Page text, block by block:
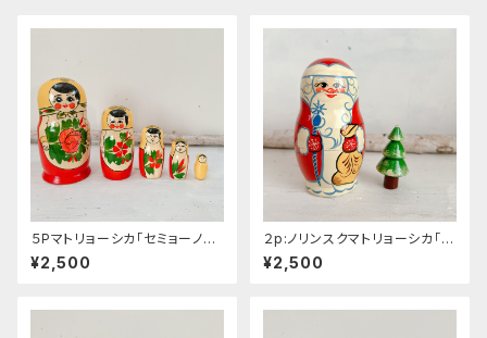
５Pマトリョーシカ「セミョーノフ」
１８cm
¥2,500
２p:ノリンスクマトリョーシカ「ク
リスマス ツリー」１１ｃｍ
¥2,500